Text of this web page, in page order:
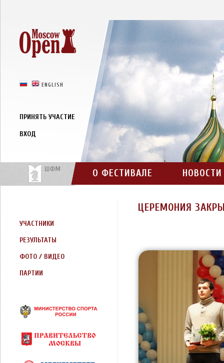
РУССКИЙENGLISH
ПРИНЯТЬ УЧАСТИЕ
ВХОД
О ФЕСТИВАЛЕ НОВОСТИ
УЧАСТНИКИ
РЕЗУЛЬТАТЫ
ФОТО / ВИДЕО
ПАРТИИ
ЦЕРЕМОНИЯ